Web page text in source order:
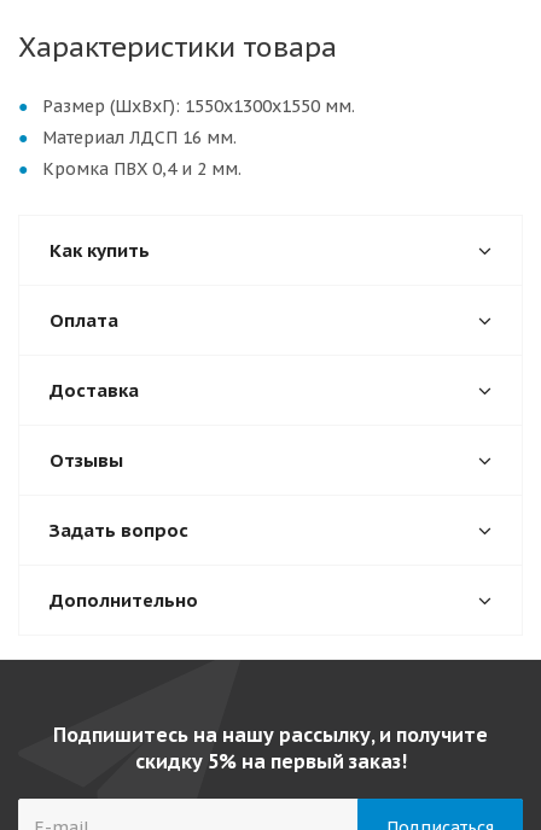
Характеристики товара
Размер (ШхВхГ): 1550х1300х1550 мм.
Материал ЛДСП 16 мм.
Кромка ПВХ 0,4 и 2 мм.
Как купить
Оплата
Доставка
Отзывы
Задать вопрос
Дополнительно
Подпишитесь на нашу рассылку, и получите
скидку 5% на первый заказ!